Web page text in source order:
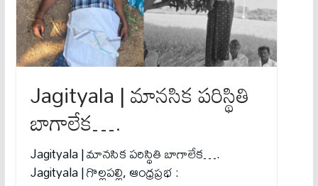
Jagityala | మాన‌సిక‌ ప‌రిస్థితి
బాగాలేక‌….
Jagityala | మాన‌సిక‌ ప‌రిస్థితి బాగాలేక‌….
Jagityala | గొల్లపల్లి, ఆంధ్రప్రభ :